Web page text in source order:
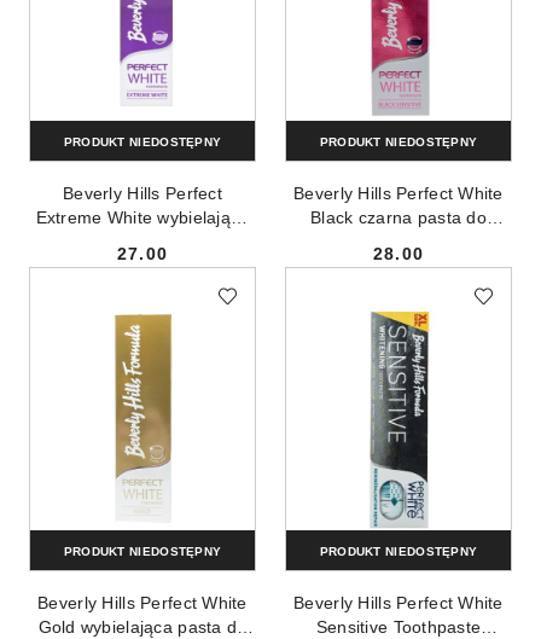
Beverly Hills Perfect
Extreme White wybielająca
Cena:
27.00
PRODUKT NIEDOSTĘPNY
Beverly Hills Perfect White
Black czarna pasta do
Cena:
28.00
PRODUKT NIEDOSTĘPNY
Beverly Hills Perfect White
Gold wybielająca pasta do
PRODUKT NIEDOSTĘPNY
Beverly Hills Perfect White
Sensitive Toothpaste
PRODUKT NIEDOSTĘPNY